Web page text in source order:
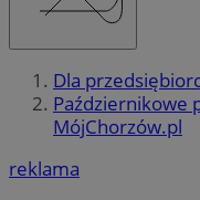
Dla
Październikowe
MójChorzów.pl
reklama